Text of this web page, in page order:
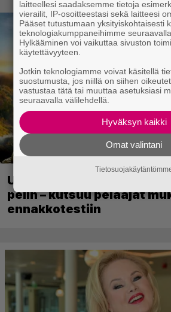
Ubisoft vahvisti uuden
pelin – kutsuu pelaajat
laitteellesi saadaksemme tietoja
vierailit, IP-osoitteestasi sekä laitteesi
Pääset tutustumaan yksityiskohtaisesti
teknologiakumppaneihimme
Hylkääminen voi vaikuttaa sivuston
käytettävyyteen.
Jotkin teknologiamme voivat käsitellä
suostumusta, jos niillä on siihen
vastustaa tätä tai muuttaa asetuksiasi
seuraavalla välilehdellä.
Hyväksyn kaikki
Omat valintani